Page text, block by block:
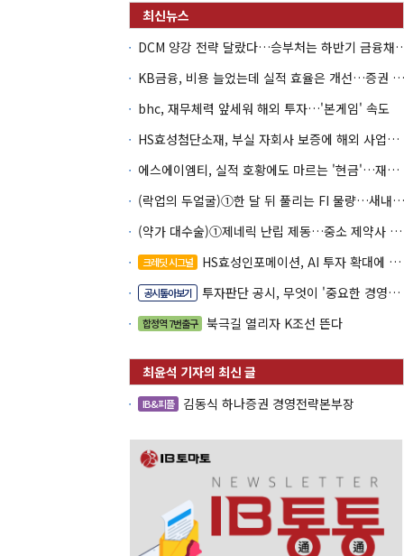
DCM 양강 전략 달랐다
KB금융, 비용 늘었는데 실적 효율은 개선…증권 호황 효과
bhc, 재무체력 앞세워 해외 투자…'본게임' 속도
HS효성첨단소재, 부실 자회사 보증에 해외 사업까지…부담 '가중'
에스에이엠티, 실적 호황에도 마르는 '현금'…재고·달러빚 부담 확대
(락업의 두얼굴)①한 달 뒤 풀리는 FI 물량…새내기주 오버행 경계
(약가 대수술)①제네릭 난립 제동…중소 제약사 수익성 비상
크레딧 시그널 HS효성인포메이션, AI 투자 확대에 실적 체력 강화
공시톺아보기 투자판단 공시, 무엇이 '중요한 경영사항'일까
합정역 7번출구 북극길 열리자 K조선 뜬다
IB&피플 김동식 하나증권 경영전략본부장